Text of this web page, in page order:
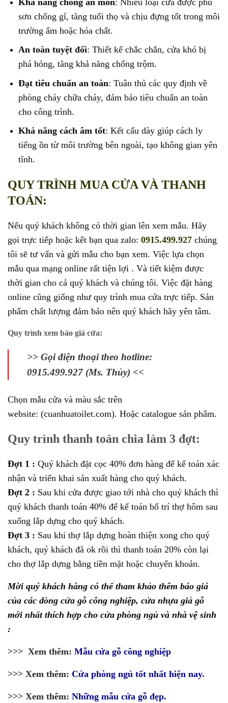
sơn chống gỉ, tăng tuổi thọ và chịu đựng tốt trong môi
trường ẩm hoặc hóa chất.
An toàn tuyệt đối: Thiết kế chắc chắn, cửa khó bị
phá hỏng, tăng khả năng chống trộm.
Đạt tiêu chuẩn an toàn: Tuân thủ các quy định về
phòng cháy chữa cháy, đảm bảo tiêu chuẩn an toàn
cho công trình.
Khả năng cách âm tốt: Kết cấu dày giúp cách ly
tiếng ồn từ môi trường bên ngoài, tạo không gian yên
tĩnh.
QUY TRÌNH MUA CỬA VÀ THANH
TOÁN:
Nếu quý khách không có thời gian lên xem mẫu. Hãy
gọi trực tiếp hoặc kết bạn qua zalo: 0915.499.927 chúng
tôi sẽ tư vấn và gửi mẫu cho bạn xem. Việc lựa chọn
mẫu qua mạng online rất tiện lợi . Và tiết kiệm được
thời gian cho cả quý khách và chúng tôi. Việc đặt hàng
online cũng giống như quy trình mua cửa trực tiếp. Sản
phẩm chất lượng đảm bảo nên quý khách hãy yên tâm.
Quy trình xem báo giá cửa:
>> Gọi điện thoại theo hotline:
0915.499.927 (Ms. Thủy) <<
Chọn mẫu cửa và màu sắc trên
website: (cuanhuatoilet.com). Hoặc catalogue sản phẩm.
Quy trình thanh toán chia làm 3 đợt:
Đợt 1 : Quý khách đặt cọc 40% đơn hàng để kế toán xác
nhận và triển khai sản xuất hàng cho quý khách.
Đợt 2 : Sau khi cửa được giao tới nhà cho quý khách thì
quý khách thanh toán 40% để kế toán bố trí thợ hôm sau
xuống lắp dựng cho quý khách.
Đợt 3 : Sau khi thợ lắp dựng hoàn thiện xong cho quý
khách, quý khách đã ok rồi thì thanh toán 20% còn lại
cho thợ lắp dựng bằng tiền mặt hoặc chuyển khoản.
Mời quý khách hàng có thể tham khảo thêm báo giá
của các dòng cửa gỗ công nghiệp, cửa nhựa giả gỗ
mới nhất thích hợp cho cửa phòng ngủ và nhà vệ sinh
:
>>> Xem thêm: Mẫu cửa gỗ công nghiệp
>>> Xem thêm: Cửa phòng ngủ tốt nhất hiện nay.
>>> Xem thêm: Những mẫu cửa gỗ đẹp.